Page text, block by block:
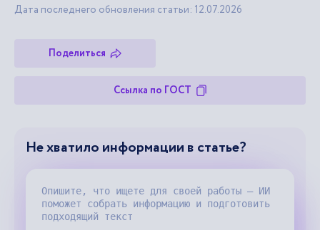
Дата последнего обновления статьи: 12.07.2026
Поделиться
Ссылка по ГОСТ
Не хватило информации в статье?